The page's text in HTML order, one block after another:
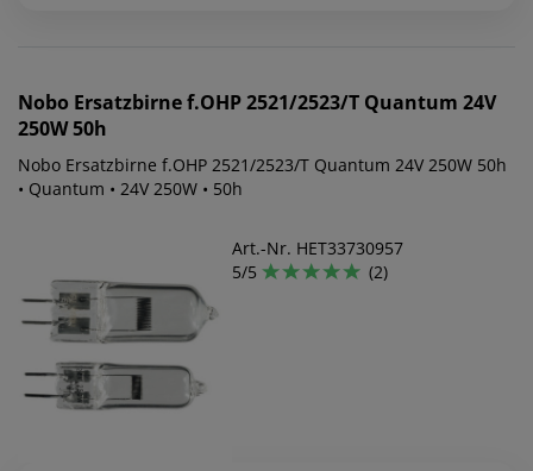
Nobo Ersatzbirne f.OHP 2521/2523/T Quantum 24V
250W 50h
Nobo Ersatzbirne f.OHP 2521/2523/T Quantum 24V 250W 50h
• Quantum • 24V 250W • 50h
Art.-Nr. HET33730957
5/5
(2)